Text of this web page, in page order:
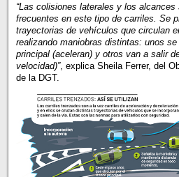
“Las colisiones laterales y los
frecuentes en este tipo de carriles. Se
trayectorias de vehículos que circulan
realizando maniobras distintas: unos
principal (aceleran) y otros van a salir
velocidad)”, explica Sheila Ferrer, del
de la DGT.